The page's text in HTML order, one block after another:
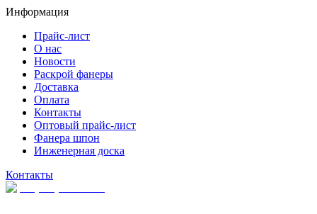
Информация
Прайс-лист
О нас
Новости
Раскрой фанеры
Доставка
Оплата
Контакты
Оптовый прайс-лист
Фанера шпон
Инженерная доска
Контакты